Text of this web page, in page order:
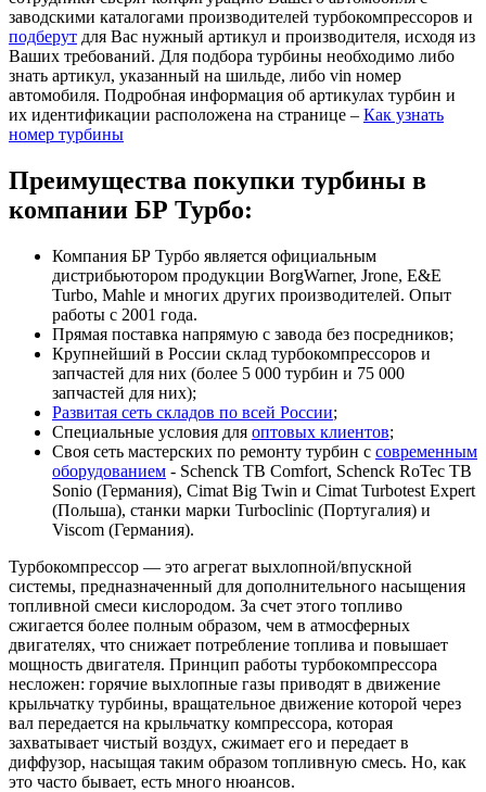
заводскими каталогами производителей турбокомпрессоров и
подберут для Вас нужный артикул и производителя, исходя из
Ваших требований. Для подбора турбины необходимо либо
знать артикул, указанный на шильде, либо vin номер
автомобиля. Подробная информация об артикулах турбин и
их идентификации расположена на странице – Как узнать
номер турбины
Преимущества покупки турбины в
компании БР Турбо:
Компания БР Турбо является официальным
дистрибьютором продукции BorgWarner, Jrone, E&E
Turbo, Mahle и многих других производителей. Опыт
работы с 2001 года.
Прямая поставка напрямую с завода без посредников;
Крупнейший в России склад турбокомпрессоров и
запчастей для них (более 5 000 турбин и 75 000
запчастей для них);
Развитая сеть складов по всей России;
Специальные условия для оптовых клиентов;
Своя сеть мастерских по ремонту турбин с современным
оборудованием - Schenck TB Comfort, Schenck RoTec TB
Sonio (Германия), Cimat Big Twin и Cimat Turbotest Expert
(Польша), станки марки Turboclinic (Португалия) и
Viscom (Германия).
Турбокомпрессор — это агрегат выхлопной/впускной
системы, предназначенный для дополнительного насыщения
топливной смеси кислородом. За счет этого топливо
сжигается более полным образом, чем в атмосферных
двигателях, что снижает потребление топлива и повышает
мощность двигателя. Принцип работы турбокомпрессора
несложен: горячие выхлопные газы приводят в движение
крыльчатку турбины, вращательное движение которой через
вал передается на крыльчатку компрессора, которая
захватывает чистый воздух, сжимает его и передает в
диффузор, насыщая таким образом топливную смесь. Но, как
это часто бывает, есть много нюансов.